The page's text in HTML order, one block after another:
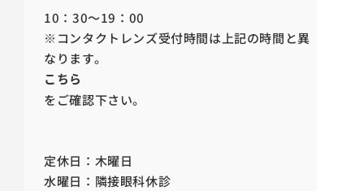
10：30～19：00
※コンタクトレンズ受付時間は上記の時間と異
なります。
こちら
をご確認下さい。
定休日：木曜日
水曜日：隣接眼科休診